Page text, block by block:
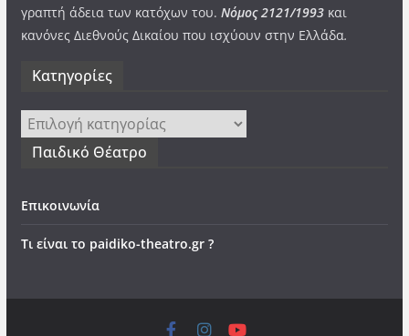
γραπτή άδεια των κατόχων του. Νόμος 2121/1993και
κανόνες Διεθνούς Δικαίου που ισχύουν στην Ελλάδα.
Kατηγορίες
Kατηγορίες
Παιδικό Θέατρο
Επικοινωνία
Τι είναι το paidiko-theatro.gr ?